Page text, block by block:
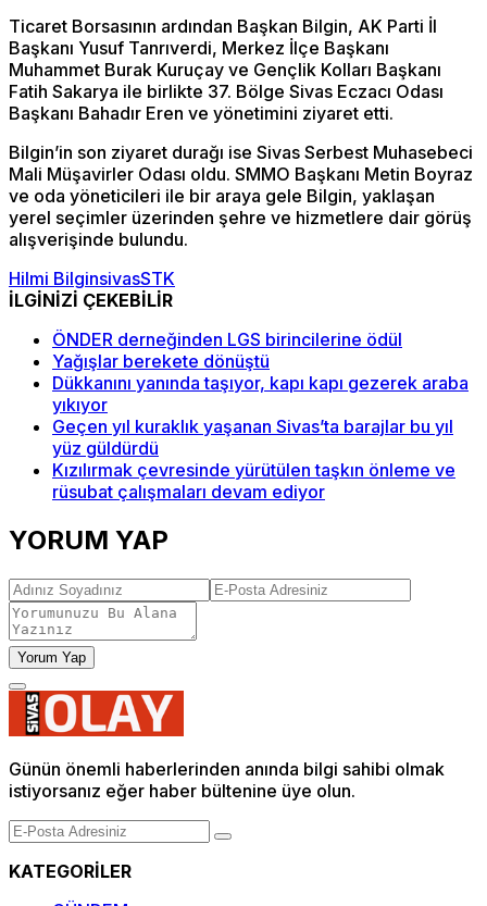
Ticaret Borsasının ardından Başkan Bilgin, AK Parti İl
Başkanı Yusuf Tanrıverdi, Merkez İlçe Başkanı
Muhammet Burak Kuruçay ve Gençlik Kolları Başkanı
Fatih Sakarya ile birlikte 37. Bölge Sivas Eczacı Odası
Başkanı Bahadır Eren ve yönetimini ziyaret etti.
Bilgin’in son ziyaret durağı ise Sivas Serbest Muhasebeci
Mali Müşavirler Odası oldu. SMMO Başkanı Metin Boyraz
ve oda yöneticileri ile bir araya gele Bilgin, yaklaşan
yerel seçimler üzerinden şehre ve hizmetlere dair görüş
alışverişinde bulundu.
Hilmi BilginsivasSTK
İLGİNİZİ ÇEKEBİLİR
ÖNDER derneğinden LGS birincilerine ödül
Yağışlar berekete dönüştü
Dükkanını yanında taşıyor, kapı kapı gezerek araba
yıkıyor
Geçen yıl kuraklık yaşanan Sivas’ta barajlar bu yıl
yüz güldürdü
Kızılırmak çevresinde yürütülen taşkın önleme ve
rüsubat çalışmaları devam ediyor
YORUM YAP
Yorum Yap
Günün önemli haberlerinden anında bilgi sahibi olmak
istiyorsanız eğer haber bültenine üye olun.
KATEGORİLER